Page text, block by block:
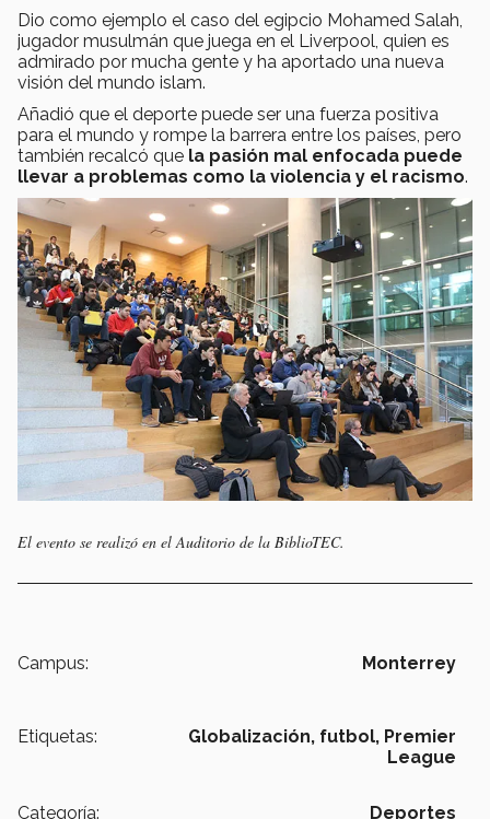
Dio como ejemplo el caso del egipcio Mohamed Salah,
jugador musulmán que juega en el Liverpool, quien es
admirado por mucha gente y ha aportado una nueva
visión del mundo islam.
Añadió que el deporte puede ser una fuerza positiva
para el mundo y rompe la barrera entre los países, pero
también recalcó que la pasión mal enfocada puede
llevar a problemas como la violencia y el racismo.
El evento se realizó en el Auditorio de la BiblioTEC.
Campus: Monterrey
Etiquetas: Globalización, futbol, Premier
League
Categoría: Deportes